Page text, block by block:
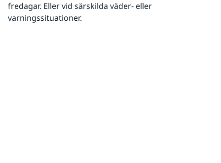
fredagar. Eller vid särskilda väder- eller
varningssituationer.